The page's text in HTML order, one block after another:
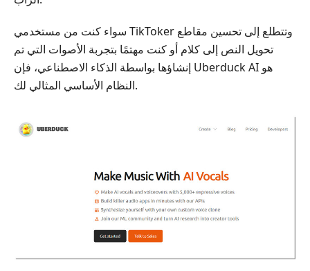
5.
بدائل
Uberduck
AI
6.
Uberduck
سواء كنت من مستخدمي TikToker وتتطلع إلى تحسين مقاطع
تحويل النص إلى كلام أو كنت مهتمًا بتجربة الأصوات التي تم
إنشاؤها بواسطة الذكاء الاصطناعي، فإن Uberduck AI هو
النظام الأساسي المثالي لك.